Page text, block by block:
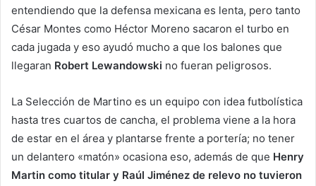
entendiendo que la defensa mexicana es lenta, pero tanto
César Montes como Héctor Moreno sacaron el turbo en
cada jugada y eso ayudó mucho a que los balones que
llegaran Robert Lewandowski no fueran peligrosos.
La Selección de Martino es un equipo con idea futbolística
hasta tres cuartos de cancha, el problema viene a la hora
de estar en el área y plantarse frente a portería; no tener
un delantero «matón» ocasiona eso, además de que Henry
Martin como titular y Raúl Jiménez de relevo no tuvieron